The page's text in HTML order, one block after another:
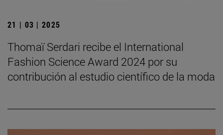
21 | 03 | 2025
Thomaï Serdari recibe el International
Fashion Science Award 2024 por su
contribución al estudio científico de la moda